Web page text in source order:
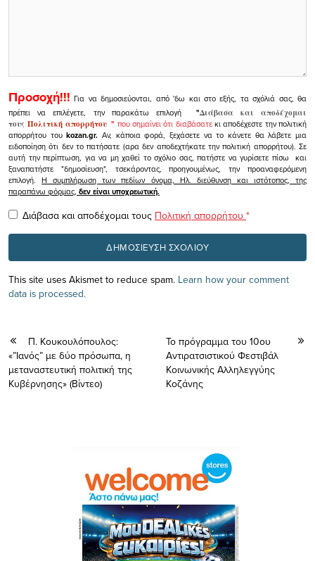
Προσοχή!!! Για να δημοσιεύονται, από 'δω και στο εξής, τα σχόλιά σας, θα
πρέπει να επιλέγετε, την παρακάτω επιλογή
"Διάβασα και αποδέχομαι
τουςΠολιτική απορρήτου" που σημαίνει ότι διαβάσατεκι αποδέχεστε την πολιτική
απορρήτου τουkozan.gr. Αν, κάποια φορά, ξεχάσετε να το κάνετε θα λάβετε μια
ειδοποίηση ότι δεν το πατήσατε (αρα δεν αποδεχτήκατε την πολιτική απορρήτου). Σε
αυτή την περίπτωση, για να μη χαθεί το σχόλιο σας, πατήστε να γυρίσετε πίσω και
ξαναπατήστε "δημοσίευση", τσεκάροντας, προηγουμένως, την προαναφερόμενη
επιλογή.Η συμπλήρωση των πεδίων όνομα, Ηλ. διεύθυνση και ιστότοπος, της
παραπάνω φόρμας, δεν είναι υποχρεωτική.
Διάβασα και αποδέχομαι τους Πολιτική απορρήτου *
This site uses Akismet to reduce spam. Learn how your comment
data is processed.
Π. Κουκουλόπουλος:
«”Ιανός” με δύο πρόσωπα, η
μεταναστευτική πολιτική της
Κυβέρνησης» (Βίντεο)
Το πρόγραμμα του 10ου
Αντιρατσιστικού Φεστιβάλ
Κοινωνικής Αλληλεγγύης
Κοζάνης